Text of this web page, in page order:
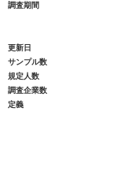
調査期間
更新日
サンプル数
規定人数
調査企業数
定義